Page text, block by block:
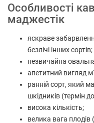
Особливості
маджестік
яскраве
безлічі інших сортів;
незвичайна
апетитний вигляд
ранній сорт, який
шкідників (термін
висока кількість;
велика вага плодів